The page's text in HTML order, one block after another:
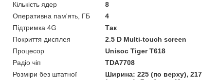
Кількість ядер
8
Оперативна пам'ять, ГБ
4
Підтримка 4G
Так
Покриття дисплея
2.5 D Multi-touch screen
Процесор
Unisoc Tiger T618
Радіо чіп
TDA7708
Розміри без штатної
Ширина: 225 (по верху), 217